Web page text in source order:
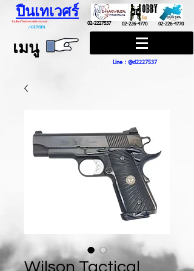
ปืนเทเวศร์
ปืนฮ๊อบบี้ กันส์ HOBBY GUNS
/GUN SPA
02-2227537 02-226-4770 02-226-4770
เมนู
Line : @d2227537
Wilson Tactical